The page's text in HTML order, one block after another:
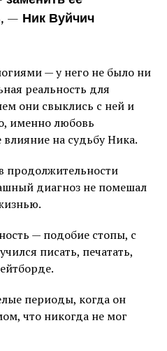
— Ник Вуйчич
— у него не было ни
реальность для
они свыклись с ней и
именно любовь
влияние на судьбу Ника.
продолжительности
диагноз не помешал
— подобие стопы, с
писать, печатать,
периоды, когда он
что никогда не мог